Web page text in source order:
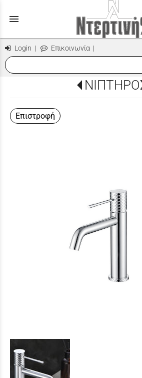
menu
Login | Επικοινωνία |
Επιστροφή